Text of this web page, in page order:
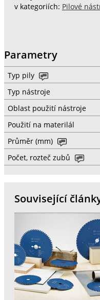
v kategoriích: Pilové
Parametry
Typ pily
Typ nástroje
Oblast použití nástroje
Použití na materilál
Průměr (mm)
Počet, rozteč zubů
Související